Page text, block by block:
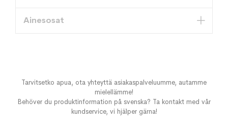
Ainesosat
Tarvitsetko apua, ota yhteyttä asiakaspalveluumme, autamme
mielellämme!
Behöver du produktinformation på svenska? Ta kontakt med vår
kundservice, vi hjälper gärna!